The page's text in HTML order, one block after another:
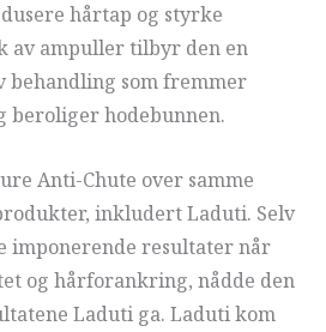
hårtap og styrke
av ampuller tilbyr den en
behandling som fremmer
beroliger hodebunnen.
Anti-Chute over samme
inkludert Laduti. Selv
imponerende resultater når
og hårforankring, nådde den
Laduti ga. Laduti kom